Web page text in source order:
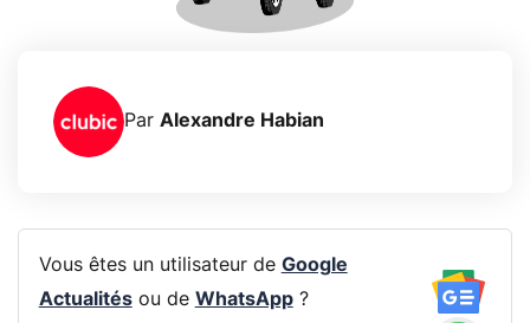
Par Alexandre Habian
Vous êtes un utilisateur de Google
Actualitésou de WhatsApp?